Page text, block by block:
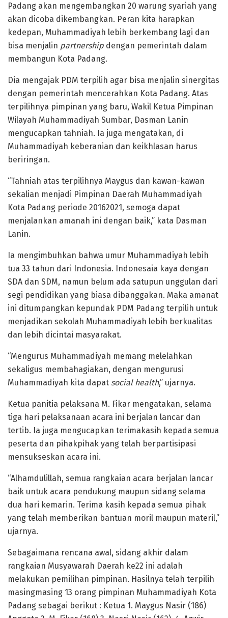
Padang akan mengembangkan 20 warung syariah yang
akan dicoba dikembangkan. Peran kita harapkan
kedepan, Muhammadiyah lebih berkembang lagi dan
bisa menjalin partnership dengan pemerintah dalam
membangun Kota Padang.
Dia mengajak PDM terpilih agar bisa menjalin sinergitas
dengan pemerintah mencerahkan Kota Padang. Atas
terpilihnya pimpinan yang baru, Wakil Ketua Pimpinan
Wilayah Muhammadiyah Sumbar, Dasman Lanin
mengucapkan tahniah. Ia juga mengatakan, di
Muhammadiyah keberanian dan keikhlasan harus
beriringan.
“Tahniah atas terpilihnya Maygus dan kawan-kawan
sekalian menjadi Pimpinan Daerah Muhammadiyah
Kota Padang periode 2016­2021, semoga dapat
menjalankan amanah ini dengan baik,” kata Dasman
Lanin.
Ia mengimbuhkan bahwa umur Muhammadiyah lebih
tua 33 tahun dari Indonesia. Indonesaia kaya dengan
SDA dan SDM, namun belum ada satupun unggulan dari
segi pendidikan yang biasa dibanggakan. Maka amanat
ini ditumpangkan kepundak PDM Padang terpilih untuk
menjadikan sekolah Muhammadiyah lebih berkualitas
dan lebih dicintai masyarakat.
“Mengurus Muhammadiyah memang melelahkan
sekaligus membahagiakan, dengan mengurusi
Muhammadiyah kita dapat social health,” ujarnya.
Ketua panitia pelaksana M. Fikar mengatakan, selama
tiga hari pelaksanaan acara ini berjalan lancar dan
tertib. Ia juga mengucapkan terimakasih kepada semua
peserta dan pihak­pihak yang telah berpartisipasi
mensukseskan acara ini.
“Alhamdulillah, semua rangkaian acara berjalan lancar
baik untuk acara pendukung maupun sidang selama
dua hari kemarin. Terima kasih kepada semua pihak
yang telah memberikan bantuan moril maupun materil,”
ujarnya.
Sebagaimana rencana awal, sidang akhir dalam
rangkaian Musyawarah Daerah ke­22 ini adalah
melakukan pemilihan pimpinan. Hasilnya telah terpilih
masing­masing 13 orang pimpinan Muhammadiyah Kota
Padang sebagai berikut : Ketua 1. Maygus Nasir (186)